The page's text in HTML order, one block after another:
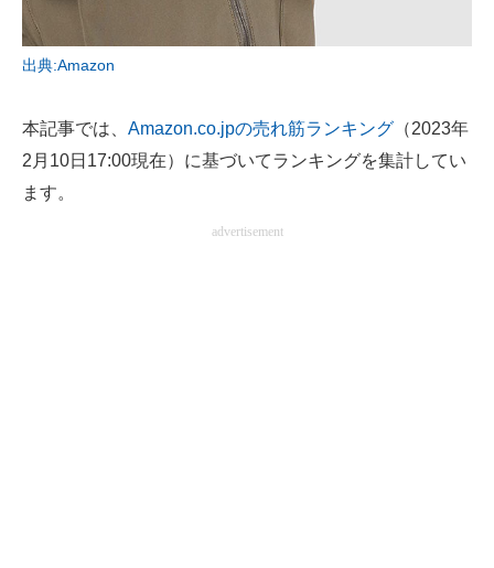
エレクトロニクス専門サイト
エネルギーの専門メディア
ちょっと気になるネットの話題
出典:Amazon
本記事では、 Amazon.co.jpの売れ筋ランキング （2023年
2月10日17:00現在）に基づいてランキングを集計してい
ます。
advertisement